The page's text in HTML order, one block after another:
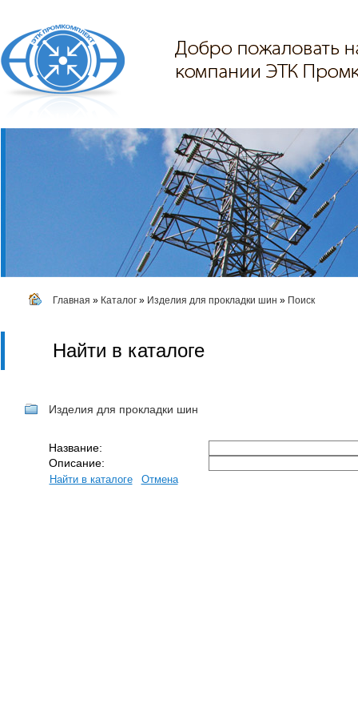
Главная » Каталог» Изделия для прокладки шин » Поиск
Найти в каталоге
Изделия для прокладки шин
Название:
Описание: